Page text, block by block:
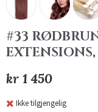
#33
kr 1 450
Ikke tilgjengelig